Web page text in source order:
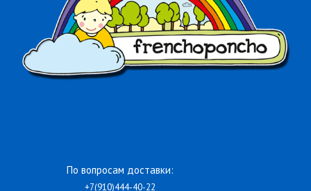
По вопросам доставки:
+7(910)444-40-22